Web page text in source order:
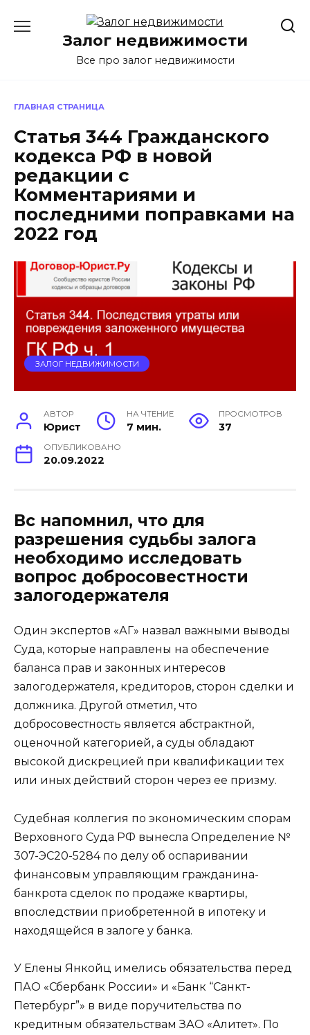
содержаниюЗалог недвижимости
Все про залог недвижимости
ГЛАВНАЯ СТРАНИЦА
Статья 344 Гражданского
кодекса РФ в новой
редакции с
Комментариями и
последними поправками на
2022 год
ЗАЛОГ НЕДВИЖИМОСТИ
АВТОР
Юрист
НА ЧТЕНИЕ
7 мин.
ПРОСМОТРОВ
37
ОПУБЛИКОВАНО
20.09.2022
Вс напомнил, что для
разрешения судьбы залога
необходимо исследовать
вопрос добросовестности
залогодержателя
Один экспертов «АГ» назвал важными выводы
Суда, которые направлены на обеспечение
баланса прав и законных интересов
залогодержателя, кредиторов, сторон сделки и
должника. Другой отметил, что
добросовестность является абстрактной,
оценочной категорией, а суды обладают
высокой дискрецией при квалификации тех
или иных действий сторон через ее призму.
Судебная коллегия по экономическим спорам
Верховного Суда РФ вынесла Определение №
307-ЭС20-5284 по делу об оспаривании
финансовым управляющим гражданина-
банкрота сделок по продаже квартиры,
впоследствии приобретенной в ипотеку и
находящейся в залоге у банка.
У Елены Янкойц имелись обязательства перед
ПАО «Сбербанк России» и «Банк “Санкт-
Петербург”» в виде поручительства по
кредитным обязательствам ЗАО «Алитет». По